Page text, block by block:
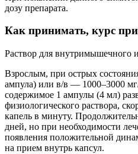
дозу препарата.
Как принимать, курс
Раствор для внутримышечного
Взрослым, при острых
ампула) или в/в — 1000–3000
содержимое 1 ампулы (4 мл)
физиологического раствора,
капель в минуту.
дней, но при необходимости
появления положительной
на прием внутрь капсул.